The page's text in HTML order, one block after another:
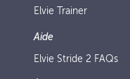
Elvie Trainer
Aide
Elvie Stride 2 FAQs